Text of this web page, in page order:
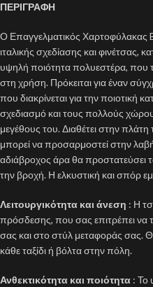
ΠΕΡΙΓΡΑΦΗ
Ο Επαγγελματικός Χαρτοφύλακας
ιταλικής σχεδίασης και
υψηλή ποιότητα πολυεστέρα, που
στη χρήση. Πρόκειται για έναν
που διακρίνεται για την ποιοτική
σχεδιασμό και τους πολλούς
μεγέθους του. Διαθέτει στην
μπορεί να προσαρμοστεί στην λαβή
αδιάβροχος άρα θα προστατεύσει
την βροχή. Η ελκυστική και σπόρ
Λειτουργικότητα και άνεση : Η
πρόσδεσης, που σας επιτρέπει να
σας και στο στύλ μεταφοράς σας.
κάθε ταξίδι ή βόλτα στην πόλη.
Ανθεκτικότητα και ποιότητα : Το